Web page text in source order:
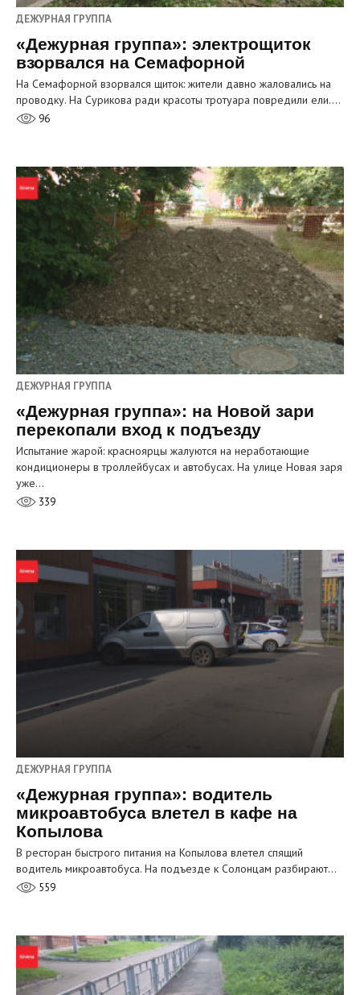
ДЕЖУРНАЯ ГРУППА
«Дежурная группа»: электрощиток
взорвался на Семафорной
На Семафорной взорвался щиток: жители давно жаловались на
проводку. На Сурикова ради красоты тротуара повредили ели.…
96
ДЕЖУРНАЯ ГРУППА
«Дежурная группа»: на Новой зари
перекопали вход к подъезду
Испытание жарой: красноярцы жалуются на неработающие
кондиционеры в троллейбусах и автобусах. На улице Новая заря
уже…
339
ДЕЖУРНАЯ ГРУППА
«Дежурная группа»: водитель
микроавтобуса влетел в кафе на
Копылова
В ресторан быстрого питания на Копылова влетел спящий
водитель микроавтобуса. На подъезде к Солонцам разбирают…
559